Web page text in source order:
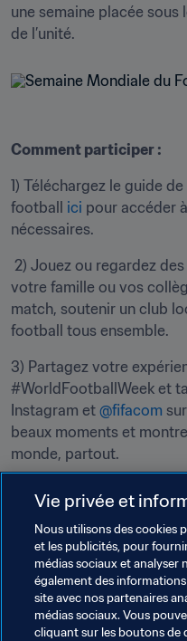
une semaine placée
de l’unité.
Comment participer :
1) Téléchargez le guide
football ici pour accéder
nécessaires.
votre famille ou vos
match, soutenir un club
football tous ensemble.
3) Partagez votre
#WorldFootballWeek et
Instagram et @fifacom
beaux moments et
monde, partout.
Thèmes en lien
Football Unites the
Associations Membres
Vie privée et
Nous utilisons des cookies
et les publicités, pour
médias sociaux et
également des
site avec nos partenaires
médias sociaux. Vous
cliquant sur les boutons de